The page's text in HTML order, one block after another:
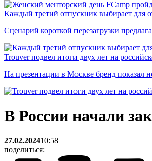
Каждый третий отпускник выбирает для
Сценарий короткой перезагрузки
Trouver подвел итоги двух лет на
На презентации в Москве бренд
В России начали
27.02.202410:58
поделиться: